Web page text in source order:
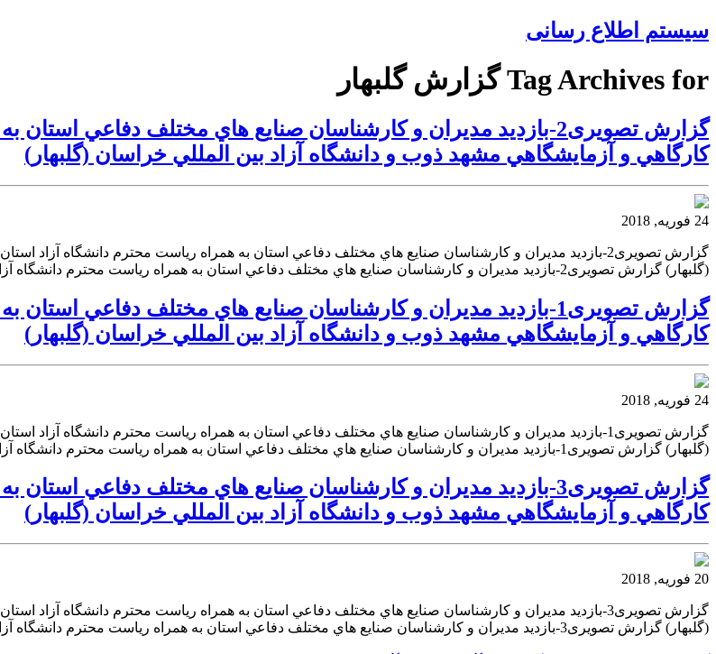
سیستم اطلاع رسانی
Tag Archives for گزارش گلبهار
گزارش تصویری2-بازديد مديران و كارشناسان صنايع هاي مختلف دفاعي
كارگاهي و آزمايشگاهي مشهد ذوب و دانشگاه آزاد بين المللي خراسان (گلبهار)
24 فوریه, 2018
گزارش تصویری2-بازديد مديران و كارشناسان صنايع هاي مختلف دفاعي استان به همراه رياست محترم دانشگاه
(گلبهار) گزارش تصویری2-بازديد مديران و كارشناسان صنايع هاي مختلف دفاعي استان به همراه رياست محترم دانشگاه آزاد استان از امكانات كارگاهي و آزمايشگاهي مشهد ذوب
گزارش تصویری1-بازديد مديران و كارشناسان صنايع هاي مختلف دفاعي
كارگاهي و آزمايشگاهي مشهد ذوب و دانشگاه آزاد بين المللي خراسان (گلبهار)
24 فوریه, 2018
گزارش تصویری1-بازديد مديران و كارشناسان صنايع هاي مختلف دفاعي استان به همراه رياست محترم دانشگاه
(گلبهار) گزارش تصویری1-بازديد مديران و كارشناسان صنايع هاي مختلف دفاعي استان به همراه رياست محترم دانشگاه آزاد استان از امكانات كارگاهي و آزمايشگاهي مشهد ذوب
گزارش تصویری3-بازديد مديران و كارشناسان صنايع هاي مختلف دفاعي
كارگاهي و آزمايشگاهي مشهد ذوب و دانشگاه آزاد بين المللي خراسان (گلبهار)
20 فوریه, 2018
گزارش تصویری3-بازديد مديران و كارشناسان صنايع هاي مختلف دفاعي استان به همراه رياست محترم دانشگاه
(گلبهار) گزارش تصویری3-بازديد مديران و كارشناسان صنايع هاي مختلف دفاعي استان به همراه رياست محترم دانشگاه آزاد استان از امكانات كارگاهي و آزمايشگاهي مشهد ذوب